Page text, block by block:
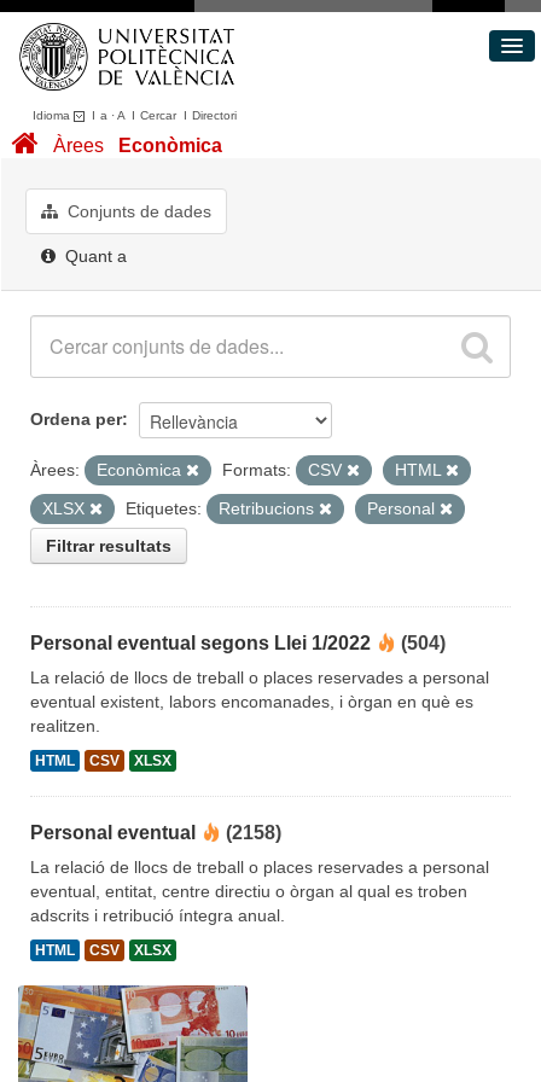
Idioma I a ·A I CercarI Directori
Conjunts de dades
Quant a
Àrees Econòmica
Conjunts de dades
Quant a
Ordena per
Àrees: Econòmica Formats: CSV
HTML
XLSX
Etiquetes: Retribucions
Personal
Filtrar resultats
Personal eventual segons Llei 1/2022 (504)
La relació de llocs de treball o places reservades a personal
eventual existent, labors encomanades, i òrgan en què es
realitzen.
HTML CSV XLSX
Personal eventual (2158)
La relació de llocs de treball o places reservades a personal
eventual, entitat, centre directiu o òrgan al qual es troben
adscrits i retribució íntegra anual.
HTML CSV XLSX